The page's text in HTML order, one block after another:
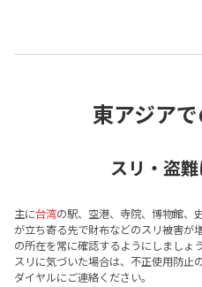
東アジア
スリ・盗
主に台湾の駅、空港、寺院、博物館、
が立ち寄る先で財布などのスリ被害が
の所在を常に確認するようにしましょう
スリに気づいた場合は、不正使用防止
ダイヤルにご連絡ください。